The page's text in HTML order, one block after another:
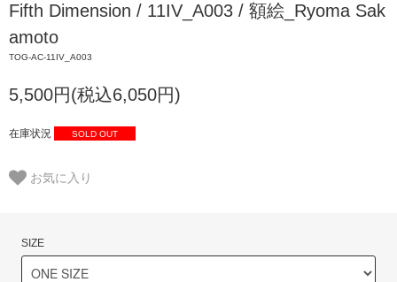
Fifth Dimension / 11IV_A003 / 額絵_Ryoma Sak
amoto
TOG-AC-11IV_A003
5,500円(税込6,050円)
在庫状況 SOLD OUT
お気に入り
SIZE